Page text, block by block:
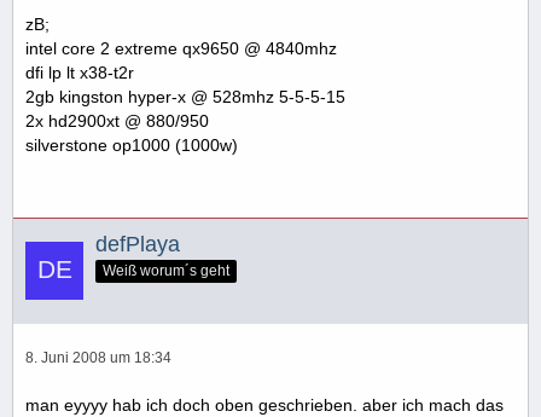
zB;
intel core 2 extreme qx9650 @ 4840mhz
dfi lp lt x38-t2r
2gb kingston hyper-x @ 528mhz 5-5-5-15
2x hd2900xt @ 880/950
silverstone op1000 (1000w)
defPlaya
Weiß worum´s geht
8. Juni 2008 um 18:34
man eyyyy hab ich doch oben geschrieben. aber ich mach das